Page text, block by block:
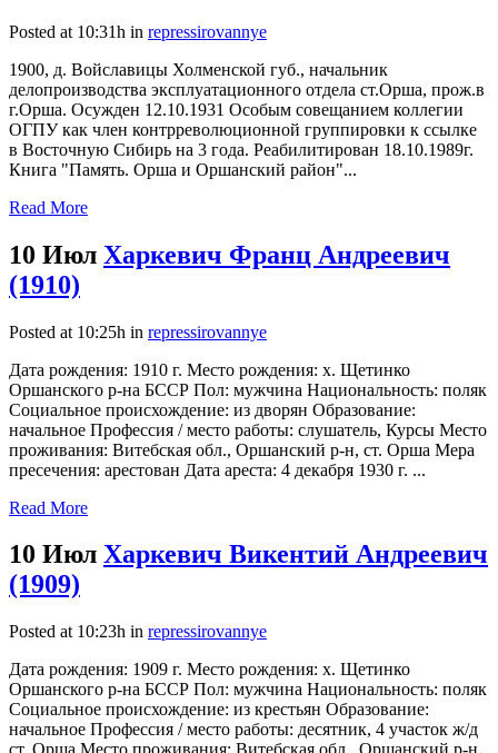
Posted at 10:31h in repressirovannye
1900, д. Войславицы Холменской губ., начальник
делопроизводства эксплуатационного отдела ст.Орша, прож.в
г.Орша. Осужден 12.10.1931 Особым совещанием коллегии
ОГПУ как член контрреволюционной группировки к ссылке
в Восточную Сибирь на 3 года. Реабилитирован 18.10.1989г.
Книга "Память. Орша и Оршанский район"...
Read More
10 Июл Харкевич Франц Андреевич
(1910)
Posted at 10:25h in repressirovannye
Дата рождения: 1910 г. Место рождения: х. Щетинко
Оршанского р-на БССР Пол: мужчина Национальность: поляк
Социальное происхождение: из дворян Образование:
начальное Профессия / место работы: слушатель, Курсы Место
проживания: Витебская обл., Оршанский р-н, ст. Орша Мера
пресечения: арестован Дата ареста: 4 декабря 1930 г. ...
Read More
10 Июл Харкевич Викентий Андреевич
(1909)
Posted at 10:23h in repressirovannye
Дата рождения: 1909 г. Место рождения: х. Щетинко
Оршанского р-на БССР Пол: мужчина Национальность: поляк
Социальное происхождение: из крестьян Образование:
начальное Профессия / место работы: десятник, 4 участок ж/д